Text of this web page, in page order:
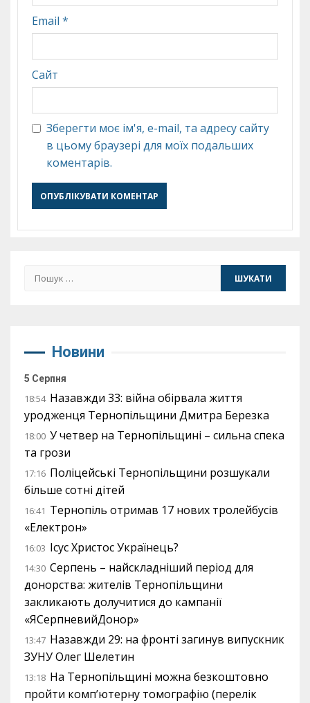
Email *
Сайт
Зберегти моє ім'я, e-mail, та адресу сайту
в цьому браузері для моїх подальших
коментарів.
Пошук:
Новини
5 Серпня
18:54 Назавжди 33: війна обірвала життя
уродженця Тернопільщини Дмитра Березка
18:00 У четвер на Тернопільщині – сильна спека
та грози
17:16 Поліцейські Тернопільщини розшукали
більше сотні дітей
16:41 Тернопіль отримав 17 нових тролейбусів
«Електрон»
16:03 Ісус Христос Українець?
14:30 Серпень – найскладніший період для
донорства: жителів Тернопільщини
закликають долучитися до кампанії
«ЯСерпневийДонор»
13:47 Назавжди 29: на фронті загинув випускник
ЗУНУ Олег Шелетин
13:18 На Тернопільщині можна безкоштовно
пройти комп’ютерну томографію (перелік